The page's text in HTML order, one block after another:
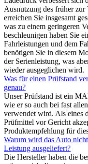
Ausnutzung des früher zur
erreichen Sie insgesamt
was zu einem geringeren
beschleunigen haben Sie
Fahrleistungen und dem
benötigen Sie in diesem
der Serienleistung, was
wieder ausgeglichen wird.
Was für einen Prüfstand
genau?
Unser Prüfstand ist ein
wie er so auch bei fast
verwendet wird. Als eines
Prüfmittel vor Gericht
Produktempfehlung für
Warum wird das Auto
Leistung ausgeliefert?
Die Hersteller haben die